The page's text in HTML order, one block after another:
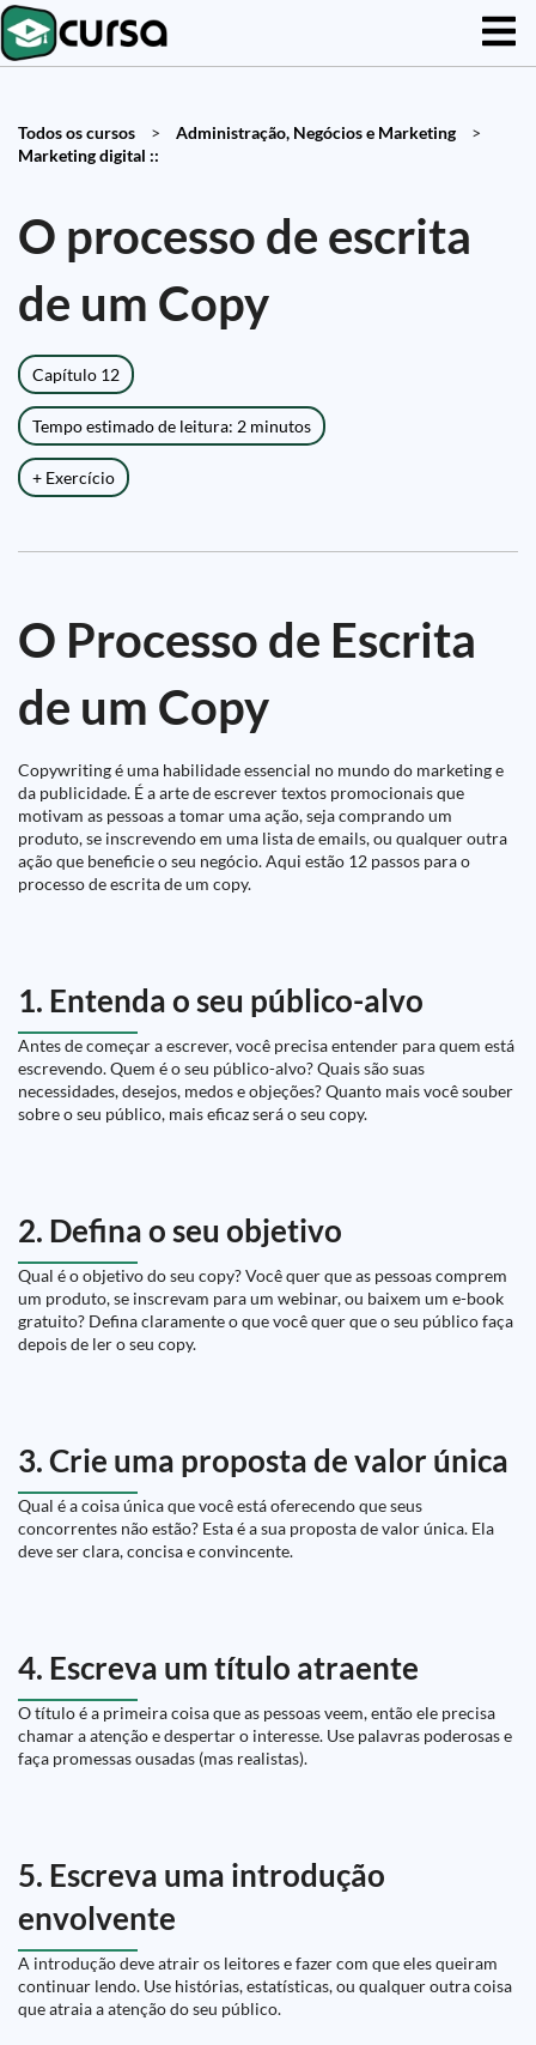
Todos os cursos > Administração, Negócios e Marketing
>
Marketing digital ::
O processo de escrita
de um Copy
Capítulo 12
Tempo estimado de leitura: 2 minutos
+ Exercício
O Processo de Escrita
de um Copy
Copywriting é uma habilidade essencial no mundo do marketing e
da publicidade. É a arte de escrever textos promocionais que
motivam as pessoas a tomar uma ação, seja comprando um
produto, se inscrevendo em uma lista de emails, ou qualquer outra
ação que beneficie o seu negócio. Aqui estão 12 passos para o
processo de escrita de um copy.
1. Entenda o seu público-alvo
Antes de começar a escrever, você precisa entender para quem está
escrevendo. Quem é o seu público-alvo? Quais são suas
necessidades, desejos, medos e objeções? Quanto mais você souber
sobre o seu público, mais eficaz será o seu copy.
2. Defina o seu objetivo
Qual é o objetivo do seu copy? Você quer que as pessoas comprem
um produto, se inscrevam para um webinar, ou baixem um e-book
gratuito? Defina claramente o que você quer que o seu público faça
depois de ler o seu copy.
3. Crie uma proposta de valor única
Qual é a coisa única que você está oferecendo que seus
concorrentes não estão? Esta é a sua proposta de valor única. Ela
deve ser clara, concisa e convincente.
4. Escreva um título atraente
O título é a primeira coisa que as pessoas veem, então ele precisa
chamar a atenção e despertar o interesse. Use palavras poderosas e
faça promessas ousadas (mas realistas).
5. Escreva uma introdução
envolvente
A introdução deve atrair os leitores e fazer com que eles queiram
continuar lendo. Use histórias, estatísticas, ou qualquer outra coisa
que atraia a atenção do seu público.